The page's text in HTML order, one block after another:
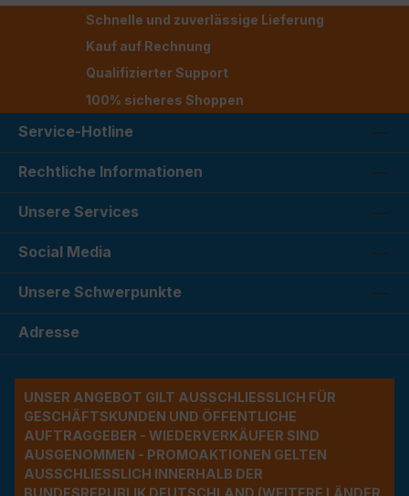
Schnelle und zuverlässige Lieferung
Kauf auf Rechnung
Qualifizierter Support
100% sicheres Shoppen
Service-Hotline
Rechtliche Informationen
Unsere Services
Social Media
Unsere Schwerpunkte
Adresse
UNSER ANGEBOT GILT AUSSCHLIESSLICH FÜR G
ESCHÄFTSKUNDEN UND ÖFFENTLICHE A
UFTRAGGEBER - WIEDERVERKÄUFER SIND A
USGENOMMEN - PROMOAKTIONEN GELTEN A
USSCHLIESSLICH INNERHALB DER BU
NDESREPUBLIK DEUTSCHLAND (WEITERE LÄNDER NU